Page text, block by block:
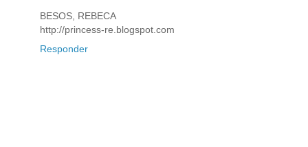
BESOS, REBECA
http://princess-re.blogspot.com
Responder